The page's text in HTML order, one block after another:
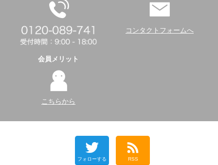
コンタクトフォームへ
会員メリット
こちらから
フォローする RSS